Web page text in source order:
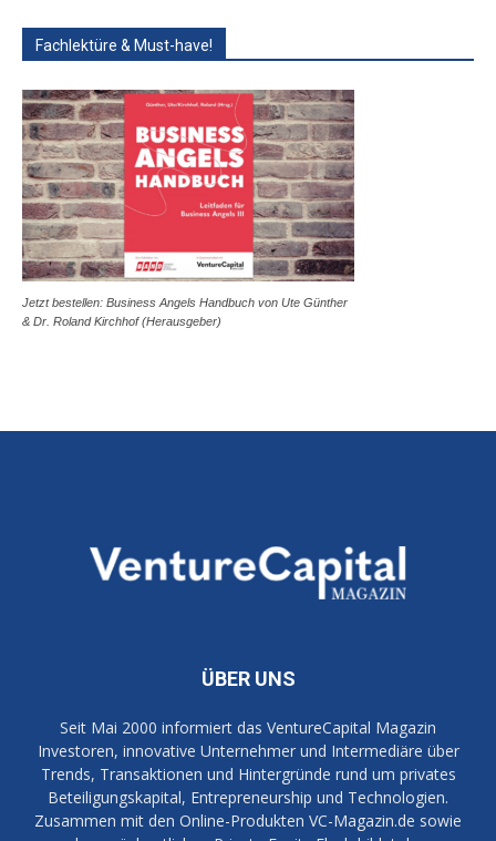
Fachlektüre & Must-have!
Jetzt bestellen: Business Angels Handbuch von Ute Günther
& Dr. Roland Kirchhof (Herausgeber)
ÜBER UNS
Seit Mai 2000 informiert das VentureCapital Magazin
Investoren, innovative Unternehmer und Intermediäre über
Trends, Transaktionen und Hintergründe rund um privates
Beteiligungskapital, Entrepreneurship und Technologien.
Zusammen mit den Online-Produkten VC-Magazin.de sowie